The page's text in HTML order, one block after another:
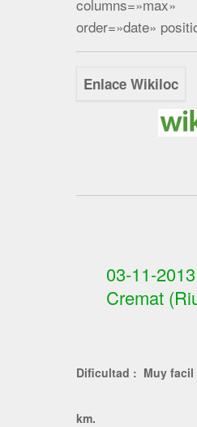
order=»date»
Enlace Wikiloc
03-11-
Cremat
Dificultad : Muy facil
km.